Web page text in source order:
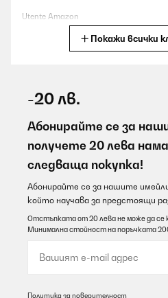
Utente Amazon
Превод
Der Verstärker entspricht meinen
Lautsprechern.DAB plus
Покажи всички
-20 лв.
Абонирайте се за
получете 20 лева
следваща покупка!
Абонирайте се за нашите
който научава за предстоящи
Отстъпката от 20 лева не може да се
Минимална стойност на поръчката
Политика за поверителност